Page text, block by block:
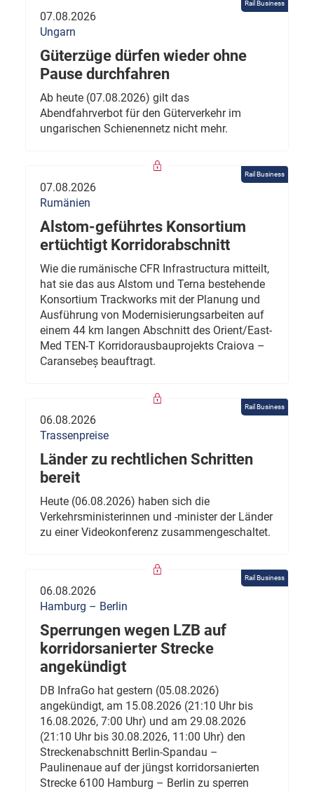
Rail Business
07.08.2026
Ungarn
Güterzüge dürfen wieder ohne
Pause durchfahren
Ab heute (07.08.2026) gilt das
Abendfahrverbot für den Güterverkehr im
ungarischen Schienennetz nicht mehr.
Rail Business
07.08.2026
Rumänien
Alstom-geführtes Konsortium
ertüchtigt Korridorabschnitt
Wie die rumänische CFR Infrastructura mitteilt,
hat sie das aus Alstom und Terna bestehende
Konsortium Trackworks mit der Planung und
Ausführung von Modernisierungsarbeiten auf
einem 44 km langen Abschnitt des Orient/East-
Med TEN-T Korridorausbauprojekts Craiova –
Caransebeș beauftragt.
Rail Business
06.08.2026
Trassenpreise
Länder zu rechtlichen Schritten
bereit
Heute (06.08.2026) haben sich die
Verkehrsministerinnen und -minister der Länder
zu einer Videokonferenz zusammengeschaltet.
Rail Business
06.08.2026
Hamburg – Berlin
Sperrungen wegen LZB auf
korridorsanierter Strecke
angekündigt
DB InfraGo hat gestern (05.08.2026)
angekündigt, am 15.08.2026 (21:10 Uhr bis
16.08.2026, 7:00 Uhr) und am 29.08.2026
(21:10 Uhr bis 30.08.2026, 11:00 Uhr) den
Streckenabschnitt Berlin-Spandau –
Paulinenaue auf der jüngst korridorsanierten
Strecke 6100 Hamburg – Berlin zu sperren